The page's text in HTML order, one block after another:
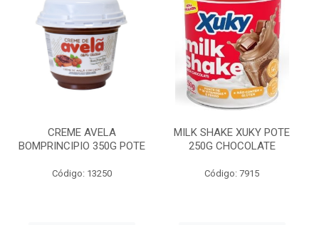
CREME AVELA
BOMPRINCIPIO 350G POTE
Código: 13250
MILK SHAKE XUKY POTE
250G CHOCOLATE
Código: 7915